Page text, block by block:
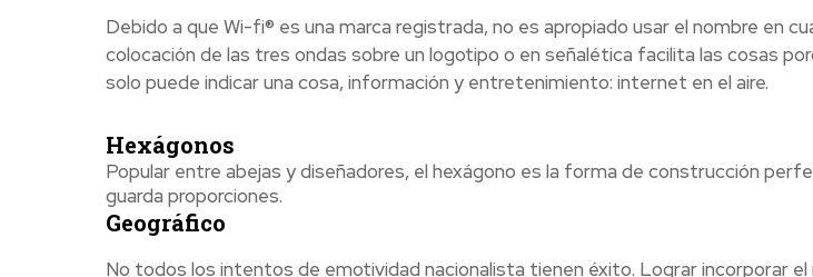
Debido a que Wi-fi® es una marca registrada, no es apropiado usar el nombre en
colocación de las tres ondas sobre un logotipo o en señalética facilita las cosas
solo puede indicar una cosa, información y entretenimiento: internet en el aire.
Hexágonos
Popular entre abejas y diseñadores, el hexágono es la forma de construcción
guarda proporciones.
Geográfico
No todos los intentos de emotividad nacionalista tienen éxito. Lograr incorporar el